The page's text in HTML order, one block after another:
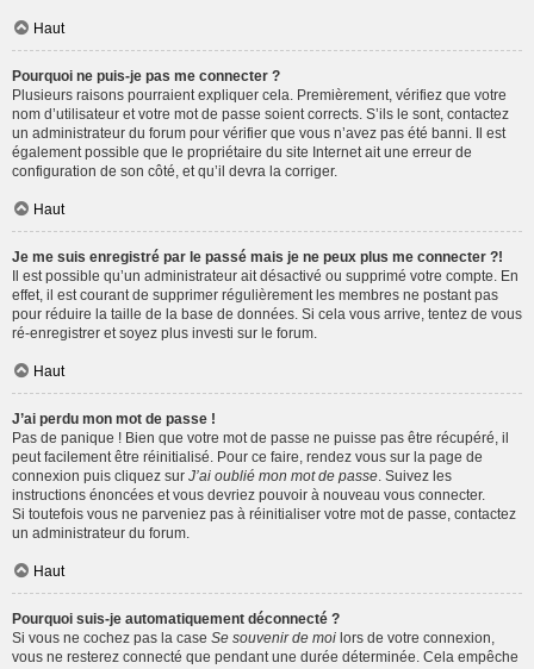
Haut
Pourquoi ne puis-je pas me connecter ?
Plusieurs raisons pourraient expliquer cela. Premièrement, vérifiez que votre
nom d’utilisateur et votre mot de passe soient corrects. S’ils le sont, contactez
un administrateur du forum pour vérifier que vous n’avez pas été banni. Il est
également possible que le propriétaire du site Internet ait une erreur de
configuration de son côté, et qu’il devra la corriger.
Haut
Je me suis enregistré par le passé mais je ne peux plus me connecter ?!
Il est possible qu’un administrateur ait désactivé ou supprimé votre compte. En
effet, il est courant de supprimer régulièrement les membres ne postant pas
pour réduire la taille de la base de données. Si cela vous arrive, tentez de vous
ré-enregistrer et soyez plus investi sur le forum.
Haut
J’ai perdu mon mot de passe !
Pas de panique ! Bien que votre mot de passe ne puisse pas être récupéré, il
peut facilement être réinitialisé. Pour ce faire, rendez vous sur la page de
connexion puis cliquez sur J’ai oublié mon mot de passe . Suivez les
instructions énoncées et vous devriez pouvoir à nouveau vous connecter.
Si toutefois vous ne parveniez pas à réinitialiser votre mot de passe, contactez
un administrateur du forum.
Haut
Pourquoi suis-je automatiquement déconnecté ?
Si vous ne cochez pas la case Se souvenir de moi lors de votre connexion,
vous ne resterez connecté que pendant une durée déterminée. Cela empêche